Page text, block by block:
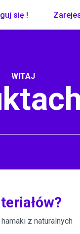
się !
WITAJ
z naturalnych